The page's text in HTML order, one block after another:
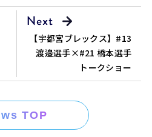
【宇都宮ブレックス】#13
渡邉選手×#21 橋本選手
トークショー
TOP